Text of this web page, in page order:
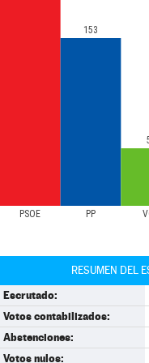
PSOE PP
153
RESUMEN DEL
Escrutado:
Votos contabilizados:
Abstenciones:
Votos nulos: